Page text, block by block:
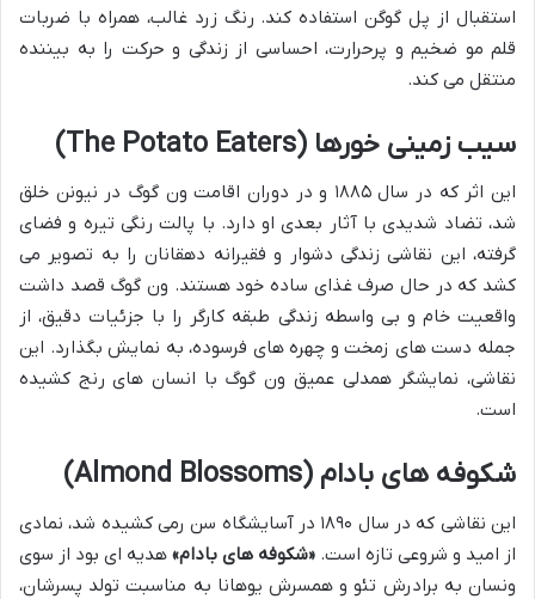
استقبال از پل گوگن استفاده کند. رنگ زرد غالب، همراه با ضربات
قلم مو ضخیم و پرحرارت، احساسی از زندگی و حرکت را به بیننده
منتقل می کند.
سیب زمینی خورها (The Potato Eaters)
این اثر که در سال ۱۸۸۵ و در دوران اقامت ون گوگ در نیونن خلق
شد، تضاد شدیدی با آثار بعدی او دارد. با پالت رنگی تیره و فضای
گرفته، این نقاشی زندگی دشوار و فقیرانه دهقانان را به تصویر می
کشد که در حال صرف غذای ساده خود هستند. ون گوگ قصد داشت
واقعیت خام و بی واسطه زندگی طبقه کارگر را با جزئیات دقیق، از
جمله دست های زمخت و چهره های فرسوده، به نمایش بگذارد. این
نقاشی، نمایشگر همدلی عمیق ون گوگ با انسان های رنج کشیده
است.
شکوفه های بادام (Almond Blossoms)
این نقاشی که در سال ۱۸۹۰ در آسایشگاه سن رمی کشیده شد، نمادی
از امید و شروعی تازه است. «شکوفه های بادام» هدیه ای بود از سوی
ونسان به برادرش تئو و همسرش یوهانا به مناسبت تولد پسرشان،